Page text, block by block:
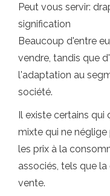
Peut vous servir:
signification
Beaucoup d'entre
vendre, tandis que
l'adaptation au
société.
Il existe certains
mixte qui ne
les prix à la
associés, tels que
vente.